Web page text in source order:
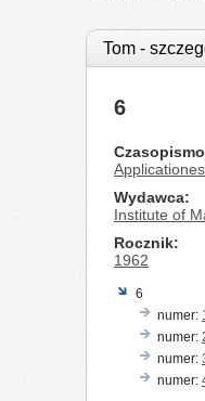
Tom -
6
Czasopismo
Wydawca
Institute of
Rocznik
1962
6
numer:
numer:
numer:
numer: